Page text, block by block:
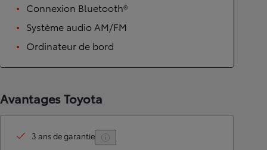
Connexion Bluetooth®
Système audio AM/FM
Ordinateur de bord
Avantages Toyota
3 ans de garantie